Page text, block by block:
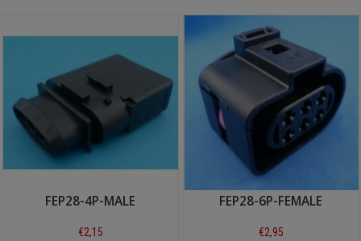
FEP28-4P-MALE
€2,15
FEP28-6P-FEMALE
€2,95